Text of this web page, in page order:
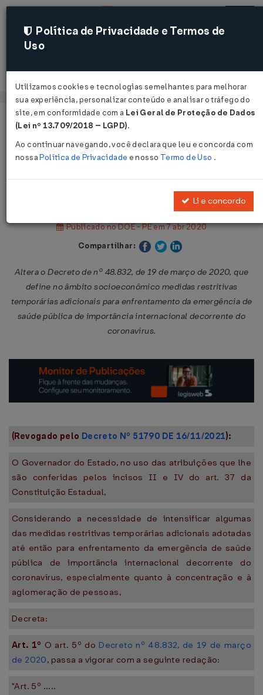
Acessar
Página Inicial
Legislações
Decreto Nº 48903 DE 06/04/2020
Publicado no DOE - PE em 7 abr 2020
Compartilhar:
Altera o Decreto de nº 48.832, de 19 de março de 2020, que
define no âmbito socioeconômico medidas restritivas
temporárias adicionais para enfrentamento da emergência de
saúde pública de importância internacional decorrente do
coronavírus.
(Revogado pelo Decreto Nº 51790 DE 16/11/2021):
O Governador do Estado, no uso das atribuições que lhe
são conferidas pelos incisos II e IV do art. 37 da
Constituição Estadual,
Considerando a necessidade de intensificar algumas
das medidas restritivas temporárias adicionais adotadas
até então para enfrentamento da emergência de saúde
pública de importância internacional decorrente do
coronavírus, especialmente quanto à concentração e à
aglomeração de pessoas,
Decreta:
Art. 1º O art. 5º do Decreto nº 48.832, de 19 de março
de 2020, passa a vigorar com a seguinte redação:
"Art. 5º .....
Política de Privacidade e Termos de
Uso
Utilizamos cookies e tecnologias semelhantes para melhorar
sua experiência, personalizar conteúdo e analisar o tráfego do
site, em conformidade com a Lei Geral de Proteção de Dados
(Lei nº 13.709/2018 – LGPD).
Ao continuar navegando, você declara que leu e concorda com
nossaPolítica de Privacidade e nosso Termo de Uso .
Li e concordo